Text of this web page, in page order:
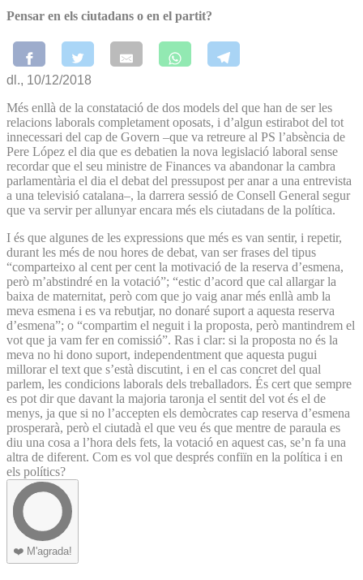
Pensar en els ciutadans o en el partit?
dl., 10/12/2018
Més enllà de la constatació de dos models del que han de ser les
relacions laborals completament oposats, i d’algun estirabot del tot
innecessari del cap de Govern –que va retreure al PS l’absència de
Pere López el dia que es debatien la nova legislació laboral sense
recordar que el seu ministre de Finances va abandonar la cambra
parlamentària el dia el debat del pressupost per anar a una entrevista
a una televisió catalana–, la darrera sessió de Consell General segur
que va servir per allunyar encara més els ciutadans de la política.
I és que algunes de les expressions que més es van sentir, i repetir,
durant les més de nou hores de debat, van ser frases del tipus
“comparteixo al cent per cent la motivació de la reserva d’esmena,
però m’abstindré en la votació”; “estic d’acord que cal allargar la
baixa de maternitat, però com que jo vaig anar més enllà amb la
meva esmena i es va rebutjar, no donaré suport a aquesta reserva
d’esmena”; o “compartim el neguit i la proposta, però mantindrem el
vot que ja vam fer en comissió”. Ras i clar: si la proposta no és la
meva no hi dono suport, independentment que aquesta pugui
millorar el text que s’està discutint, i en el cas concret del qual
parlem, les condicions laborals dels treballadors. És cert que sempre
es pot dir que davant la majoria taronja el sentit del vot és el de
menys, ja que si no l’accepten els demòcrates cap reserva d’esmena
prosperarà, però el ciutadà el que veu és que mentre de paraula es
diu una cosa a l’hora dels fets, la votació en aquest cas, se’n fa una
altra de diferent. Com es vol que després confiïn en la política i en
els polítics?
❤️ M'agrada!